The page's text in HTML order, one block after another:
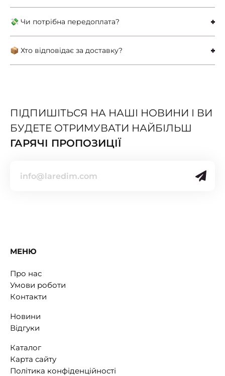
💸 Чи потрібна передоплата?
📦 Хто відповідає за доставку?
ПІДПИШІТЬСЯ НА НАШІ НОВИНИ І ВИ
БУДЕТЕ ОТРИМУВАТИ НАЙБІЛЬШ
ГАРЯЧІ ПРОПОЗИЦІЇ
МЕНЮ
Про нас
Умови роботи
Контакти
Новини
Відгуки
Каталог
Карта сайту
Політика конфіденційності